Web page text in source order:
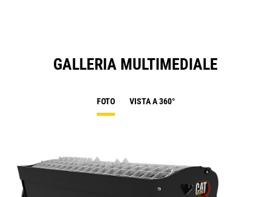
GALLERIA MULTIMEDIALE
FOTO VISTA A 360°